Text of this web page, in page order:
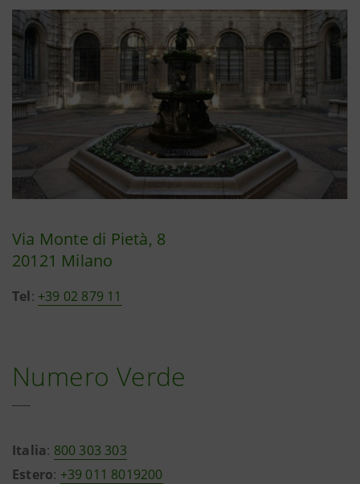
Via Monte di Pietà, 8
20121 Milano
Tel: +39 02 879 11
Numero Verde
Italia: 800 303 303
Estero: +39 011 8019200